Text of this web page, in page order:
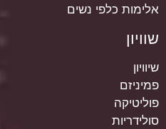
אלימות כלפי נשים
שוויון
שיוויון
פמיניזם
פוליטיקה
סולידריות